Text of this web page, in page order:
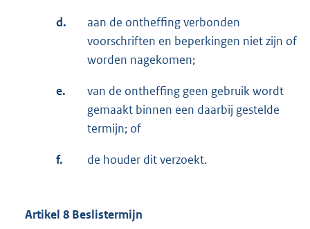
d.
aan de ontheffing verbonden
voorschriften en beperkingen niet zijn of
worden nagekomen;
e.
van de ontheffing geen gebruik wordt
gemaakt binnen een daarbij gestelde
termijn; of
f. de houder dit verzoekt.
Artikel 8 Beslistermijn